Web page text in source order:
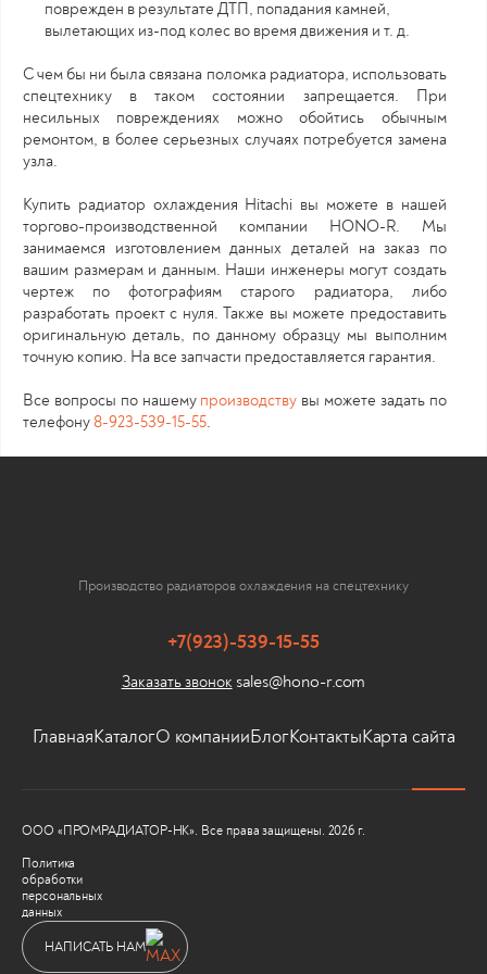
поврежден в результате ДТП, попадания камней,
вылетающих из-под колес во время движения и т. д.
С чем бы ни была связана поломка радиатора, использовать
спецтехнику в таком состоянии запрещается. При
несильных повреждениях можно обойтись обычным
ремонтом, в более серьезных случаях потребуется замена
узла.
Купить радиатор охлаждения Hitachi вы можете в нашей
торгово-производственной компании HONO-R. Мы
занимаемся изготовлением данных деталей на заказ по
вашим размерам и данным. Наши инженеры могут создать
чертеж по фотографиям старого радиатора, либо
разработать проект с нуля. Также вы можете предоставить
оригинальную деталь, по данному образцу мы выполним
точную копию. На все запчасти предоставляется гарантия.
Все вопросы по нашему производству вы можете задать по
телефону 8-923-539-15-55.
Производство радиаторов охлаждения на спецтехнику
ГлавнаяКаталогО компанииБлогКонтактыКарта сайта
+7(923)-539-15-55
Заказать звонок sales@hono-r.com
ООО «ПРОМРАДИАТОР-НК». Все права защищены. 2026 г.
Политика
обработки
персональных
данных
НАПИСАТЬ НАМ